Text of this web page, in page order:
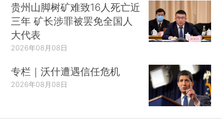
贵州山脚树矿难致16人死亡近
三年 矿长涉罪被罢免全国人
大代表
2026年08月08日
专栏｜沃什遭遇信任危机
2026年08月08日